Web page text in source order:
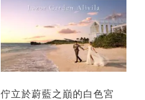
佇立於蔚藍之巔的白色宮